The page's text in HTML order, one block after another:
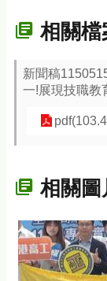
相關檔
新聞稿
一!展現技職教
相關圖